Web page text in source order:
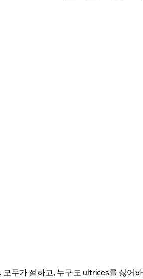
두가 절하고, 누구도 ultrices를 싫어